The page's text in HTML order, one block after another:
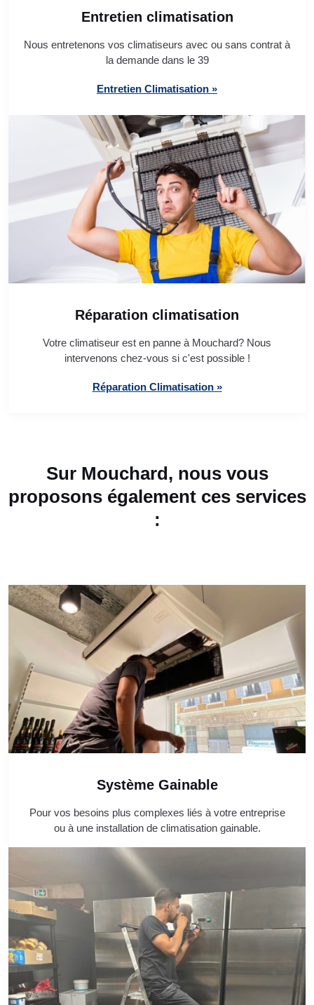
Entretien climatisation
Nous entretenons vos climatiseurs avec ou sans contrat à
la demande dans le 39
Entretien Climatisation »
Réparation climatisation
Votre climatiseur est en panne à Mouchard? Nous
intervenons chez-vous si c'est possible !
Réparation Climatisation »
Sur Mouchard, nous vous
proposons également ces services
:
Système Gainable
Pour vos besoins plus complexes liés à votre entreprise
ou à une installation de climatisation gainable.